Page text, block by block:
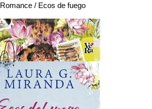
Romance / Ecos de fuego